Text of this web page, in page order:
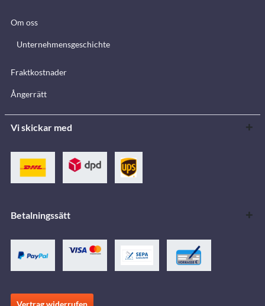
Om oss
Unternehmensgeschichte
Fraktkostnader
Ångerrätt
Vi skickar med
Betalningssätt
Vertrag widerrufen